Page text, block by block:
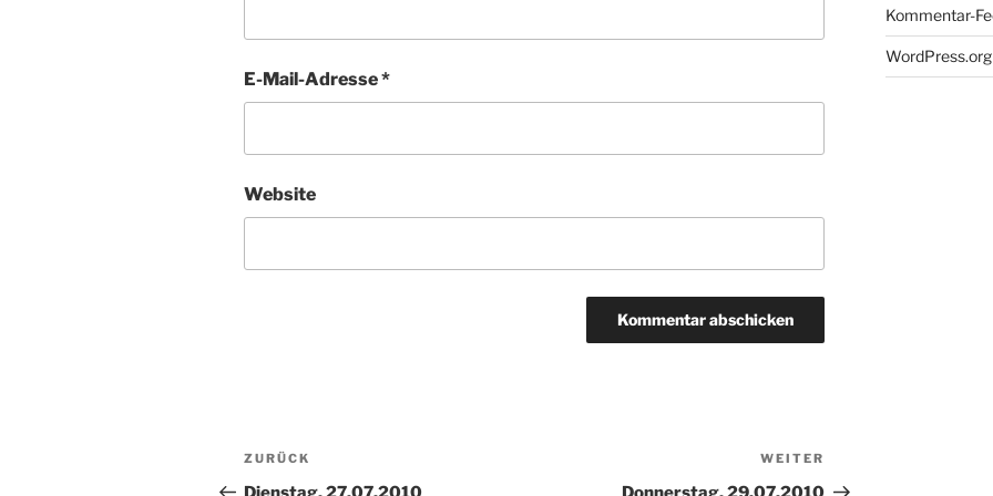
E-Mail-Adresse*
Website
Beitragsnavigation
Vorheriger
Beitrag
ZURÜCK
Beitrag
WEITER
Kommentar-
WordPress.org